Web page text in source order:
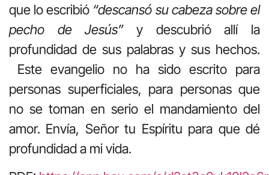
que lo escribió “descansó su cabeza sobre el
pecho de Jesús”y descubrió allí la
profundidad de sus palabras y sus hechos.
Este evangelio no ha sido escrito para
personas superficiales, para personas que
no se toman en serio el mandamiento del
amor. Envía, Señor tu Espíritu para que dé
profundidad a mi vida.